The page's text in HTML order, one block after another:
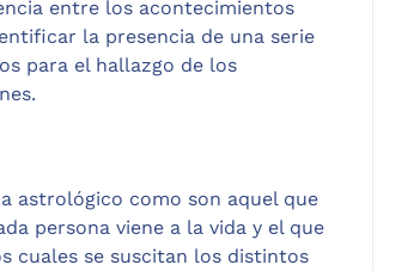
entre los acontecimientos
la presencia de una serie
para el hallazgo de los
astrológico como son aquel que
persona viene a la vida y el que
cuales se suscitan los distintos